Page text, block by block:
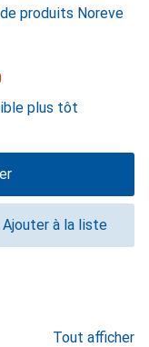
produits Noreve
plus tôt
Ajouter à la liste
Tout afficher